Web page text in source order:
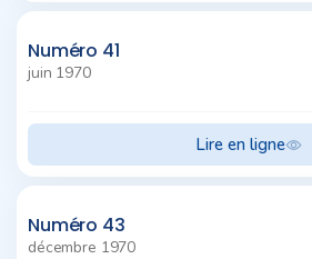
Numéro 41
juin 1970
Lire en ligne
Numéro 43
décembre 1970